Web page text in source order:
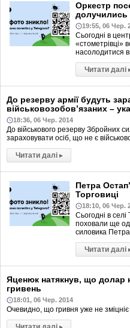
Оркестр
долучились
19:55, 06 Чер.
Сьогодні в
«стометрівці»
насолодитися
Читати далі
До резерву армії будуть
військовозобов’язаних –
18:36, 06 Чер. 2014
До військового резерву Збройних
зараховувати осіб, що не є
Читати далі ▸
Петра
Торговиці
18:10, 06 Чер.
Сьогодні в
поховали ще
силовика Петра
Читати далі
Яценюк натякнув, що долар
гривень
18:01, 06 Чер. 2014
Очевидно, що гривня уже не